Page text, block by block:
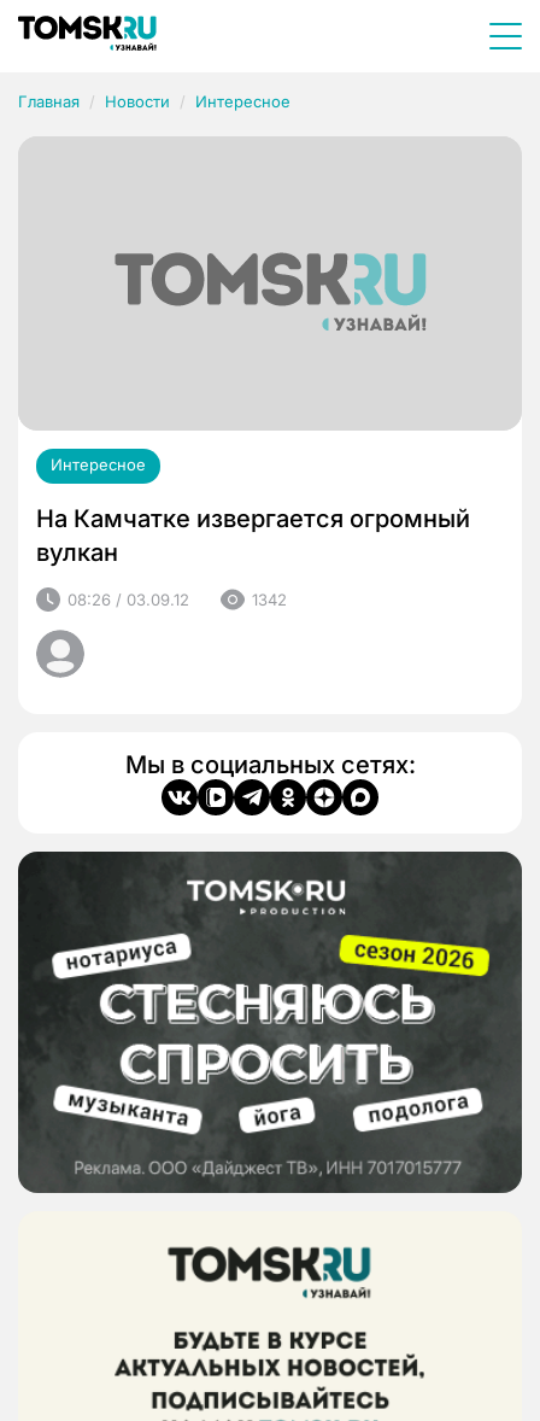
Главная Новости Интересное
Интересное
На Камчатке извергается огромный
вулкан
08:26 / 03.09.12 1342
Мы в социальных сетях: